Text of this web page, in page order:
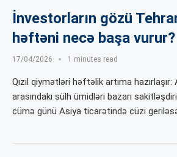
İnvestorların gözü
həftəni necə başa vurur?
17/04/2026 1 minutes read
Qızıl qiymətləri həftəlik artıma hazırlaşır:
arasındakı sülh ümidləri bazarı
cümə günü Asiya ticarətində cüzi